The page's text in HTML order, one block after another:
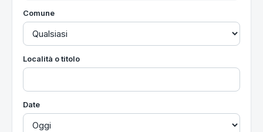
Comune
Località o titolo
Date